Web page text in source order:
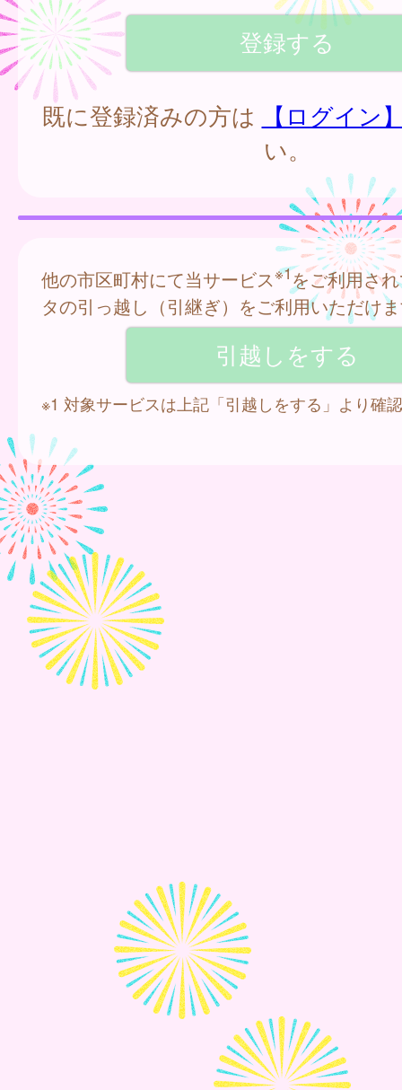
既に登録済みの方は
【ログイン
い。
他の市区町村にて当サービス※1をご利用さ
タの引っ越し（引継ぎ）をご利用いただけ
※1 対象サービスは上記「引越しをする」より確